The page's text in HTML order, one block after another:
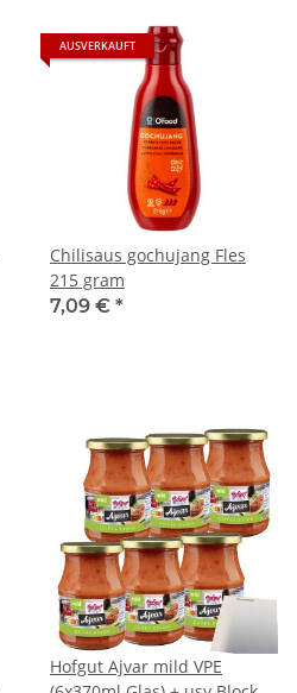
AUSVERKAUFT
Chilisaus gochujang Fles
215 gram
7,09 € *
Hofgut Ajvar mild VPE